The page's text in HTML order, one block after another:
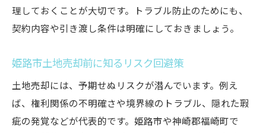
理しておくことが大切です。トラブル防止のためにも、
契約内容や引き渡し条件は明確にしておきましょう。
姫路市土地売却前に知るリスク回避策
土地売却には、予期せぬリスクが潜んでいます。例え
ば、権利関係の不明確さや境界線のトラブル、隠れた瑕
疵の発覚などが代表的です。姫路市や神崎郡福崎町で